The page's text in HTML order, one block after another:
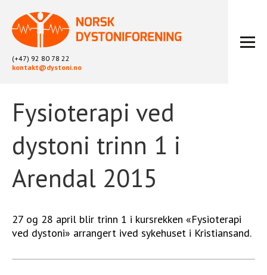
(+47) 92 80 78 22
kontakt@dystoni.no
HJEM
ARTIKLER
LOKALLAG
LIKEPERSONARBEID
OM OSS
KALENDER
Fysioterapi ved
dystoni trinn 1 i
Arendal 2015
27 og 28 april blir trinn 1 i kursrekken «Fysioterapi
ved dystoni» arrangert ived sykehuset i Kristiansand.